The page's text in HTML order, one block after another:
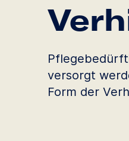
versorgt
Form der